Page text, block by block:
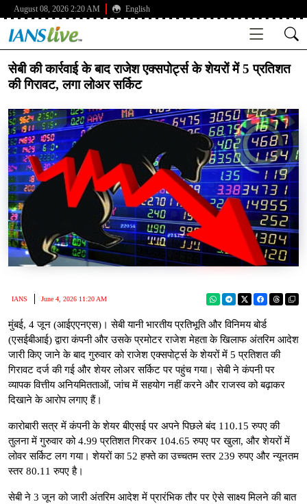
August 08, 2026 2:20 AM English
सेबी की कार्रवाई के बाद राजेश एक्सपोर्ट्स के शेयरों में 5 प्रतिशत
की गिरावट, लगा लोअर सर्किट
IANS June 4, 2026 11:20 AM
मुंबई, 4 जून (आईएएनएस)। सेबी यानी भारतीय प्रतिभूति और विनिमय बोर्ड
(एसईबीआई) द्वारा कंपनी और उसके प्रमोटर राजेश मेहता के खिलाफ अंतरिम आदेश
जारी किए जाने के बाद गुरुवार को राजेश एक्सपोर्ट्स के शेयरों में 5 प्रतिशत की
गिरावट दर्ज की गई और शेयर लोअर सर्किट पर पहुंच गया। सेबी ने कंपनी पर
व्यापक वित्तीय अनियमितताओं, जांच में सहयोग नहीं करने और राजस्व को बढ़ाकर
दिखाने के आरोप लगाए हैं।
कारोबारी सत्र में कंपनी के शेयर बीएसई पर अपने पिछले बंद 110.15 रुपए की
तुलना में गुरुवार को 4.99 प्रतिशत गिरकर 104.65 रुपए पर खुला, और शेयरों में
लोवर सर्किट लग गया। शेयरों का 52 हफ्ते का उच्चतम स्तर 239 रुपए और न्यूनतम
स्तर 80.11 रुपए है।
सेबी ने 3 जून को जारी अंतरिम आदेश में प्रारंभिक तौर पर ऐसे साक्ष्य मिलने की बात